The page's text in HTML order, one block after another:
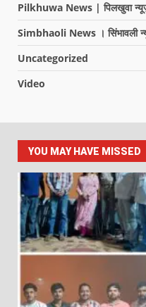
Pilkhuwa News | पिलखुवा
Simbhaoli News । सिंभावली
Uncategorized
Video
YOU MAY HAVE MISSED